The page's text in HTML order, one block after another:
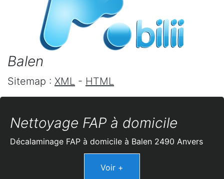
Balen
Sitemap : XML - HTML
Nettoyage FAP à domicile
Décalaminage FAP à domicile à Balen 2490 Anvers
Voir +